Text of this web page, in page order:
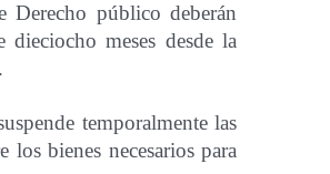
público deberán
meses desde la
temporalmente las
los bienes necesarios para